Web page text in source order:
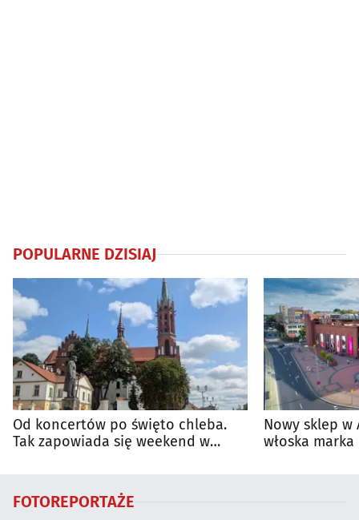
POPULARNE DZISIAJ
Od koncertów po święto chleba.
Tak zapowiada się weekend w
Nowy sklep w
włoska
FOTOREPORTAŻE